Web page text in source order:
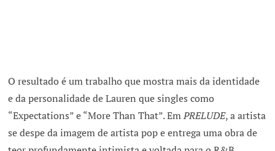
O resultado é um trabalho que mostra mais da identidade
e da personalidade de Lauren que singles como
“Expectations” e “More Than That”. EmPRELUDE, a artista
se despe da imagem de artista pop e entrega uma obra de